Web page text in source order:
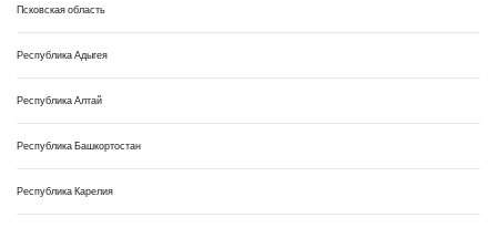
Псковская область
Республика Адыгея
Республика Алтай
Республика Башкортостан
Республика Карелия